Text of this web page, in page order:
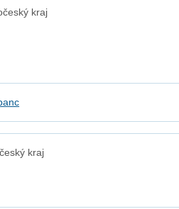
kraj
kraj